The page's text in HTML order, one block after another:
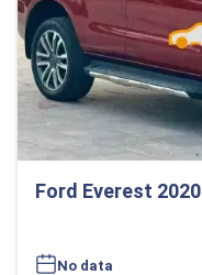
Ford Everest 2020
No data